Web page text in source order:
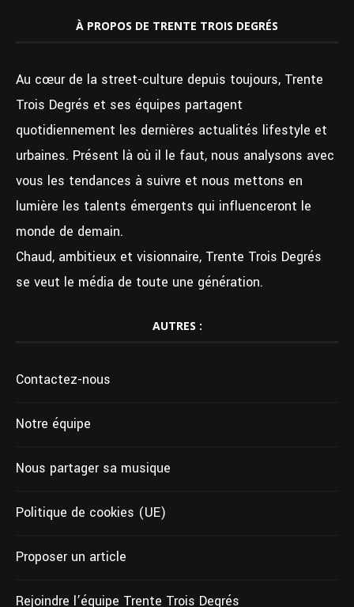
À PROPOS DE TRENTE TROIS DEGRÉS
Au cœur de la street-culture depuis toujours, Trente
Trois Degrés et ses équipes partagent
quotidiennement les dernières actualités lifestyle et
urbaines. Présent là où il le faut, nous analysons avec
vous les tendances à suivre et nous mettons en
lumière les talents émergents qui influenceront le
monde de demain.
Chaud, ambitieux et visionnaire, Trente Trois Degrés
se veut le média de toute une génération.
AUTRES :
Contactez-nous
Notre équipe
Nous partager sa musique
Politique de cookies (UE)
Proposer un article
Rejoindre l’équipe Trente Trois Degrés